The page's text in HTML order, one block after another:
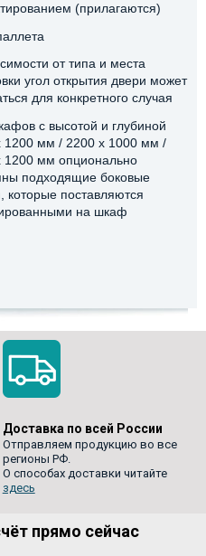
(прилагаются)
от типа и места
угол открытия двери может
для конкретного случая
с высотой и глубиной
1200 мм / 2200 x 1000 мм /
1200 мм опционально
подходящие боковые
которые поставляются
на шкаф
Доставка по всей России
Отправляем продукцию во все
регионы РФ.
О способах доставки читайте
здесь
прямо сейчас